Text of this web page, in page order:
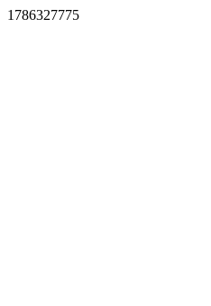
1786327775